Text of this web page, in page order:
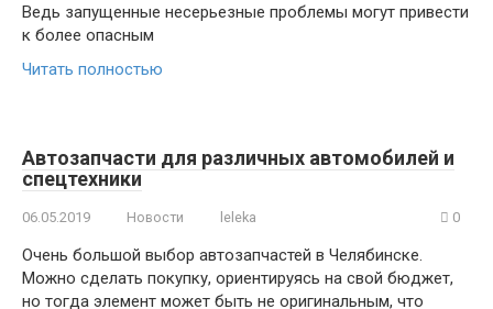
Ведь запущенные несерьезные проблемы могут привести
к более опасным
Читать полностью
Автозапчасти для различных автомобилей и
спецтехники
06.05.2019 Новости leleka 0
Очень большой выбор автозапчастей в Челябинске.
Можно сделать покупку, ориентируясь на свой бюджет,
но тогда элемент может быть не оригинальным, что